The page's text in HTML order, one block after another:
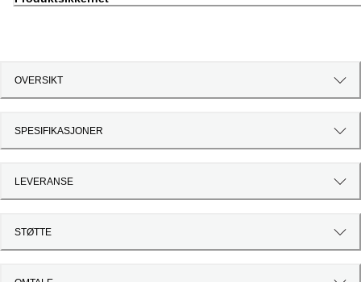
OVERSIKT
SPESIFIKASJONER
LEVERANSE
STØTTE